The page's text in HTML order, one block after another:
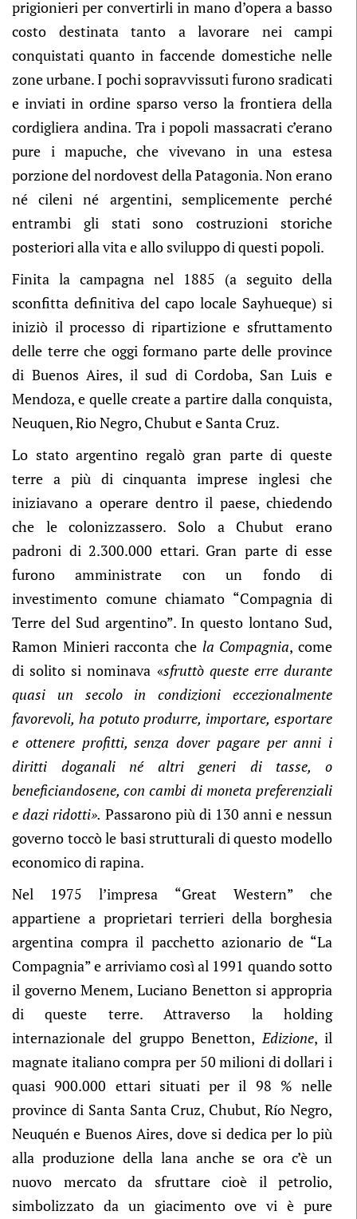
prigionieri per convertirli in mano d’opera a basso
costo destinata tanto a lavorare nei campi
conquistati quanto in faccende domestiche nelle
zone urbane. I pochi sopravvissuti furono sradicati
e inviati in ordine sparso verso la frontiera della
cordigliera andina. Tra i popoli massacrati c’erano
pure i mapuche, che vivevano in una estesa
porzione del nordovest della Patagonia. Non erano
né cileni né argentini, semplicemente perché
entrambi gli stati sono costruzioni storiche
posteriori alla vita e allo sviluppo di questi popoli.
Finita la campagna nel 1885 (a seguito della
sconfitta definitiva del capo locale Sayhueque) si
iniziò il processo di ripartizione e sfruttamento
delle terre che oggi formano parte delle province
di Buenos Aires, il sud di Cordoba, San Luis e
Mendoza, e quelle create a partire dalla conquista,
Neuquen, Rio Negro, Chubut e Santa Cruz.
Lo stato argentino regalò gran parte di queste
terre a più di cinquanta imprese inglesi che
iniziavano a operare dentro il paese, chiedendo
che le colonizzassero. Solo a Chubut erano
padroni di 2.300.000 ettari. Gran parte di esse
furono amministrate con un fondo di
investimento comune chiamato “Compagnia di
Terre del Sud argentino”. In questo lontano Sud,
Ramon Minieri racconta che la Compagnia, come
di solito si nominava «sfruttò queste erre durante
quasi un secolo in condizioni eccezionalmente
favorevoli, ha potuto produrre, importare, esportare
e ottenere profitti, senza dover pagare per anni i
diritti doganali né altri generi di tasse, o
beneficiandosene, con cambi di moneta preferenziali
e dazi ridotti». Passarono più di 130 anni e nessun
governo toccò le basi strutturali di questo modello
economico di rapina.
Nel 1975 l’impresa “Great Western” che
appartiene a proprietari terrieri della borghesia
argentina compra il pacchetto azionario de “La
Compagnia” e arriviamo così al 1991 quando sotto
il governo Menem, Luciano Benetton si appropria
di queste terre. Attraverso la holding
internazionale del gruppo Benetton,Edizione, il
magnate italiano compra per 50 milioni di dollari i
quasi 900.000 ettari situati per il 98 % nelle
province di Santa Santa Cruz, Chubut, Río Negro,
Neuquén e Buenos Aires, dove si dedica per lo più
alla produzione della lana anche se ora c’è un
nuovo mercato da sfruttare cioè il petrolio,
simbolizzato da un giacimento ove vi è pure